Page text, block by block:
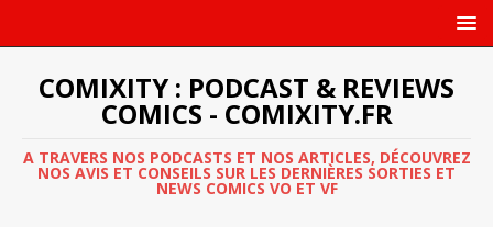
COMIXITY : PODCAST & REVIEWS
COMICS - COMIXITY.FR
A TRAVERS NOS PODCASTS ET NOS ARTICLES, DÉCOUVREZ
NOS AVIS ET CONSEILS SUR LES DERNIÈRES SORTIES ET
NEWS COMICS VO ET VF